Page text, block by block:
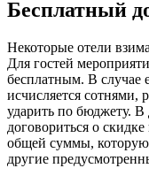
Бесплатный
Некоторые отели
Для гостей
бесплатным. В случае
исчисляется сотнями,
ударить по бюджету. В
договориться о
общей суммы, которую
другие